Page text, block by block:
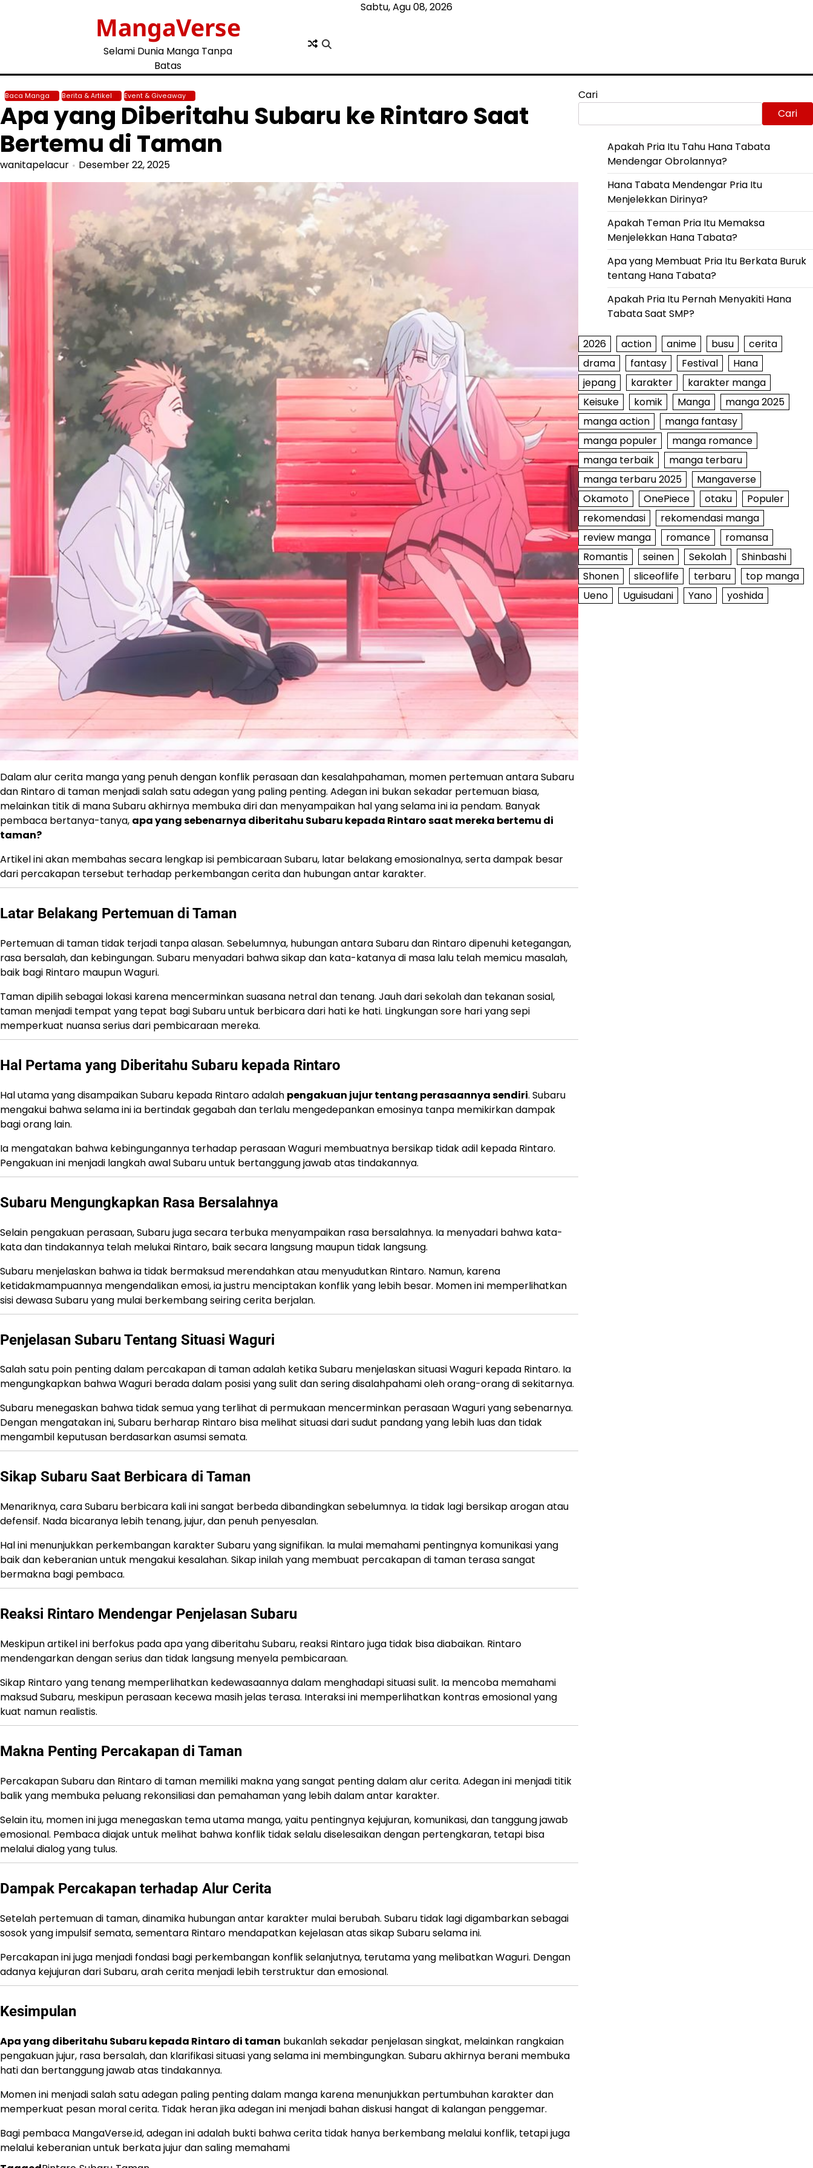
Sabtu, Agu 08, 2026
MangaVerse
Selami Dunia Manga Tanpa
Batas
Baca Manga Berita & Artikel Event & Giveaway
Apa yang Diberitahu Subaru ke Rintaro Saat
Bertemu di Taman
wanitapelacur Desember 22, 2025
Dalam alur cerita manga yang penuh dengan konflik perasaan dan kesalahpahaman, momen pertemuan antara Subaru
dan Rintaro di taman menjadi salah satu adegan yang paling penting. Adegan ini bukan sekadar pertemuan biasa,
melainkan titik di mana Subaru akhirnya membuka diri dan menyampaikan hal yang selama ini ia pendam. Banyak
pembaca bertanya-tanya, apa yang sebenarnya diberitahu Subaru kepada Rintaro saat mereka bertemu di
taman?
Artikel ini akan membahas secara lengkap isi pembicaraan Subaru, latar belakang emosionalnya, serta dampak besar
dari percakapan tersebut terhadap perkembangan cerita dan hubungan antar karakter.
Latar Belakang Pertemuan di Taman
Pertemuan di taman tidak terjadi tanpa alasan. Sebelumnya, hubungan antara Subaru dan Rintaro dipenuhi ketegangan,
rasa bersalah, dan kebingungan. Subaru menyadari bahwa sikap dan kata-katanya di masa lalu telah memicu masalah,
baik bagi Rintaro maupun Waguri.
Taman dipilih sebagai lokasi karena mencerminkan suasana netral dan tenang. Jauh dari sekolah dan tekanan sosial,
taman menjadi tempat yang tepat bagi Subaru untuk berbicara dari hati ke hati. Lingkungan sore hari yang sepi
memperkuat nuansa serius dari pembicaraan mereka.
Hal Pertama yang Diberitahu Subaru kepada Rintaro
Hal utama yang disampaikan Subaru kepada Rintaro adalah pengakuan jujur tentang perasaannya sendiri. Subaru
mengakui bahwa selama ini ia bertindak gegabah dan terlalu mengedepankan emosinya tanpa memikirkan dampak
bagi orang lain.
Ia mengatakan bahwa kebingungannya terhadap perasaan Waguri membuatnya bersikap tidak adil kepada Rintaro.
Pengakuan ini menjadi langkah awal Subaru untuk bertanggung jawab atas tindakannya.
Subaru Mengungkapkan Rasa Bersalahnya
Selain pengakuan perasaan, Subaru juga secara terbuka menyampaikan rasa bersalahnya. Ia menyadari bahwa kata-
kata dan tindakannya telah melukai Rintaro, baik secara langsung maupun tidak langsung.
Subaru menjelaskan bahwa ia tidak bermaksud merendahkan atau menyudutkan Rintaro. Namun, karena
ketidakmampuannya mengendalikan emosi, ia justru menciptakan konflik yang lebih besar. Momen ini memperlihatkan
sisi dewasa Subaru yang mulai berkembang seiring cerita berjalan.
Penjelasan Subaru Tentang Situasi Waguri
Salah satu poin penting dalam percakapan di taman adalah ketika Subaru menjelaskan situasi Waguri kepada Rintaro. Ia
mengungkapkan bahwa Waguri berada dalam posisi yang sulit dan sering disalahpahami oleh orang-orang di sekitarnya.
Subaru menegaskan bahwa tidak semua yang terlihat di permukaan mencerminkan perasaan Waguri yang sebenarnya.
Dengan mengatakan ini, Subaru berharap Rintaro bisa melihat situasi dari sudut pandang yang lebih luas dan tidak
mengambil keputusan berdasarkan asumsi semata.
Sikap Subaru Saat Berbicara di Taman
Menariknya, cara Subaru berbicara kali ini sangat berbeda dibandingkan sebelumnya. Ia tidak lagi bersikap arogan atau
defensif. Nada bicaranya lebih tenang, jujur, dan penuh penyesalan.
Hal ini menunjukkan perkembangan karakter Subaru yang signifikan. Ia mulai memahami pentingnya komunikasi yang
baik dan keberanian untuk mengakui kesalahan. Sikap inilah yang membuat percakapan di taman terasa sangat
bermakna bagi pembaca.
Reaksi Rintaro Mendengar Penjelasan Subaru
Meskipun artikel ini berfokus pada apa yang diberitahu Subaru, reaksi Rintaro juga tidak bisa diabaikan. Rintaro
mendengarkan dengan serius dan tidak langsung menyela pembicaraan.
Sikap Rintaro yang tenang memperlihatkan kedewasaannya dalam menghadapi situasi sulit. Ia mencoba memahami
maksud Subaru, meskipun perasaan kecewa masih jelas terasa. Interaksi ini memperlihatkan kontras emosional yang
kuat namun realistis.
Makna Penting Percakapan di Taman
Percakapan Subaru dan Rintaro di taman memiliki makna yang sangat penting dalam alur cerita. Adegan ini menjadi titik
balik yang membuka peluang rekonsiliasi dan pemahaman yang lebih dalam antar karakter.
Selain itu, momen ini juga menegaskan tema utama manga, yaitu pentingnya kejujuran, komunikasi, dan tanggung jawab
emosional. Pembaca diajak untuk melihat bahwa konflik tidak selalu diselesaikan dengan pertengkaran, tetapi bisa
melalui dialog yang tulus.
Dampak Percakapan terhadap Alur Cerita
Setelah pertemuan di taman, dinamika hubungan antar karakter mulai berubah. Subaru tidak lagi digambarkan sebagai
sosok yang impulsif semata, sementara Rintaro mendapatkan kejelasan atas sikap Subaru selama ini.
Percakapan ini juga menjadi fondasi bagi perkembangan konflik selanjutnya, terutama yang melibatkan Waguri. Dengan
adanya kejujuran dari Subaru, arah cerita menjadi lebih terstruktur dan emosional.
Kesimpulan
Apa yang diberitahu Subaru kepada Rintaro di taman bukanlah sekadar penjelasan singkat, melainkan rangkaian
pengakuan jujur, rasa bersalah, dan klarifikasi situasi yang selama ini membingungkan. Subaru akhirnya berani membuka
hati dan bertanggung jawab atas tindakannya.
Momen ini menjadi salah satu adegan paling penting dalam manga karena menunjukkan pertumbuhan karakter dan
memperkuat pesan moral cerita. Tidak heran jika adegan ini menjadi bahan diskusi hangat di kalangan penggemar.
Bagi pembaca MangaVerse.id, adegan ini adalah bukti bahwa cerita tidak hanya berkembang melalui konflik, tetapi juga
melalui keberanian untuk berkata jujur dan saling memahami
Cari
Cari
Apakah Pria Itu Tahu Hana Tabata
Mendengar Obrolannya?
Hana Tabata Mendengar Pria Itu
Menjelekkan Dirinya?
Apakah Teman Pria Itu Memaksa
Menjelekkan Hana Tabata?
Apa yang Membuat Pria Itu Berkata Buruk
tentang Hana Tabata?
Apakah Pria Itu Pernah Menyakiti Hana
Tabata Saat SMP?
2026 action anime busu
cerita
drama
fantasy Festival
Hana
jepang
karakter
karakter manga
Keisuke
komik Manga
manga 2025
manga action
manga fantasy
manga populer
manga romance
manga terbaik
manga terbaru
manga terbaru 2025
Mangaverse
Okamoto
OnePiece otaku
Populer
rekomendasi
rekomendasi manga
review manga
romance
romansa
Romantis
seinen Sekolah
Shinbashi
Shonen
sliceoflife terbaru
top manga
Ueno
Uguisudani Yano yoshida